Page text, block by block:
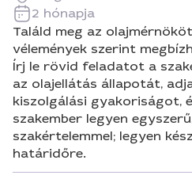
2 hónapja
Találd meg az
vélemények szerint
Írj le rövid feladatot a
az olajellátás állapotát,
kiszolgálási gyakoriságot,
szakember legyen
szakértelemmel; legyen
határidőre.